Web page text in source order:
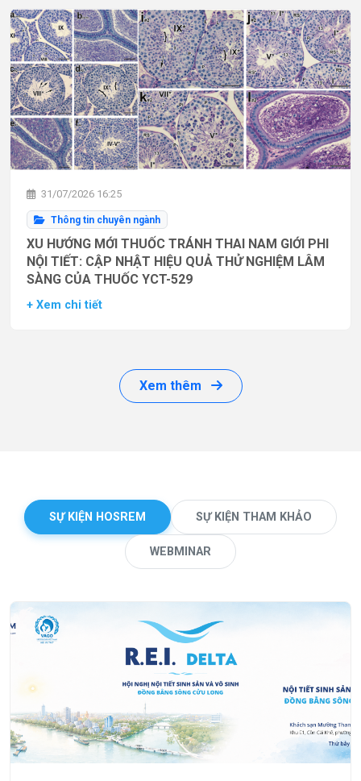
31/07/2026 16:25
Thông tin chuyên ngành
XU HƯỚNG MỚI THUỐC TRÁNH THAI NAM GIỚI PHI
NỘI TIẾT: CẬP NHẬT HIỆU QUẢ THỬ NGHIỆM LÂM
SÀNG CỦA THUỐC YCT-529
+ Xem chi tiết
Xem thêm
SỰ KIỆN HOSREM SỰ KIỆN THAM KHẢO
WEBMINAR